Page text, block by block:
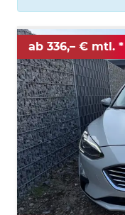
ab 336,– € mtl.